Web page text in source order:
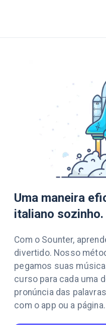
Uma maneira
italiano sozinho.
Com o Sounter,
divertido. Nosso
pegamos suas
curso para cada uma
pronúncia das
com o app ou a página.